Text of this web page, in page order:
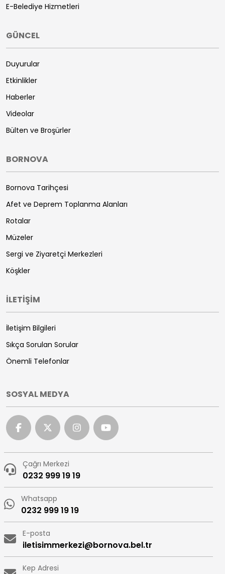
E-Belediye Hizmetleri
GÜNCEL
Duyurular
Etkinlikler
Haberler
Videolar
Bülten ve Broşürler
BORNOVA
Bornova Tarihçesi
Afet ve Deprem Toplanma Alanları
Rotalar
Müzeler
Sergi ve Ziyaretçi Merkezleri
Köşkler
İLETİŞİM
İletişim Bilgileri
Sıkça Sorulan Sorular
Önemli Telefonlar
SOSYAL MEDYA
Çağrı Merkezi
0232 999 19 19
Whatsapp
0232 999 19 19
E-posta
iletisimmerkezi@bornova.bel.tr
Kep Adresi